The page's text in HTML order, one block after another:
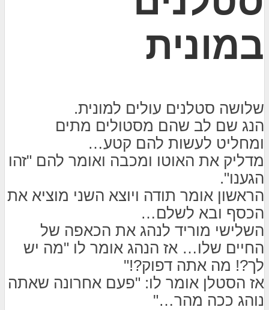
במונית
שלושה סטלנים עולים למונית.
הנג שם לב שהם מסטולים מתים
ומחליט לעשות להם קטע…
מדליק את האוטו ומכבה ואומר להם "זהו
הגענו".
הראשון אומר תודה ויוצא השני מוציא את
הכסף ובא לשלם…
השלישי מוריד לנהג את הכאפה של
החיים שלו… אז הנהג אומר לו "מה יש
לך?! מה אתה דפוק?!"
אז הסטלן אומר לו: "פעם אחרונה שאתה
נוהג ככה מהר…"